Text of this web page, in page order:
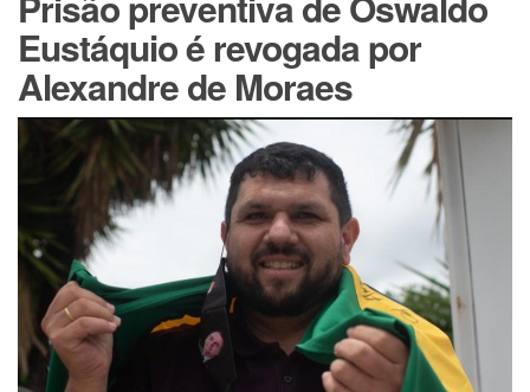
Eustáquio é revogada por
Alexandre de Moraes